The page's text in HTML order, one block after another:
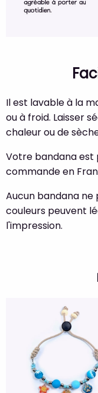
Il est lavable à la
ou à froid. Laisser
chaleur ou de
Votre bandana est
commande en
Aucun bandana ne
couleurs peuvent
l'impression.